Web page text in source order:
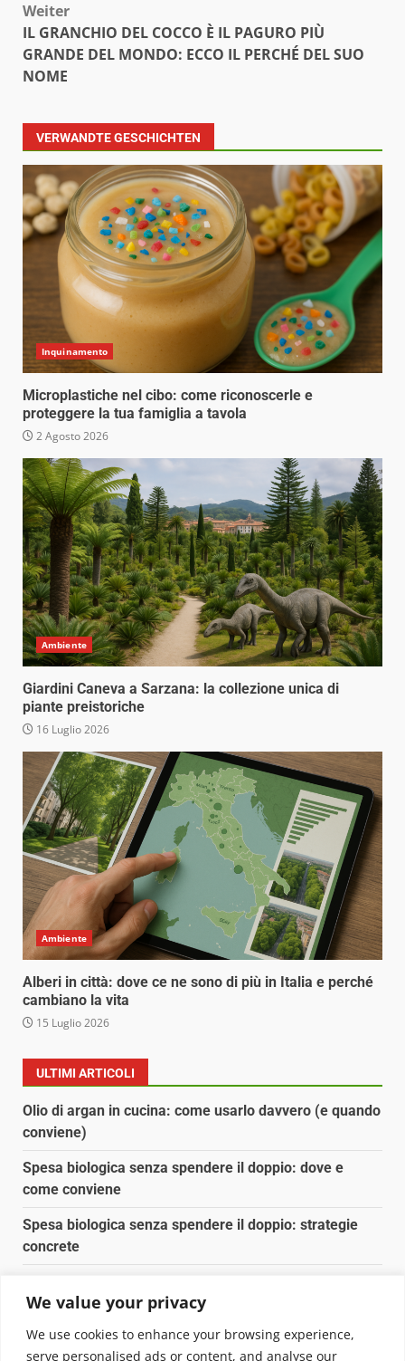
We value your privacy
We use cookies to enhance your browsing experience,
serve personalised ads or content, and analyse our
Weiter
IL GRANCHIO DEL COCCO È IL PAGURO PIÙ
GRANDE DEL MONDO: ECCO IL PERCHÉ DEL SUO
NOME
VERWANDTE GESCHICHTEN
Inquinamento
Microplastiche nel cibo: come riconoscerle e
proteggere la tua famiglia a tavola
2 Agosto 2026
Ambiente
Giardini Caneva a Sarzana: la collezione unica di
piante preistoriche
16 Luglio 2026
Ambiente
Alberi in città: dove ce ne sono di più in Italia e perché
cambiano la vita
15 Luglio 2026
ULTIMI ARTICOLI
Olio di argan in cucina: come usarlo davvero (e quando
conviene)
Spesa biologica senza spendere il doppio: dove e
come conviene
Spesa biologica senza spendere il doppio: strategie
concrete
Pulizia naturale della casa: 3 ingredienti che
sostituiscono 10 prodotti chimici